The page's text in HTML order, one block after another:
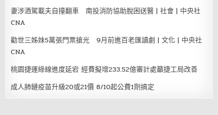
妻涉酒駕載夫自撞翻車 南投消防協助脫困送醫 | 社會 | 中央社
CNA
勸世三姊妹5萬張門票搶光 9月前進百老匯讀劇 | 文化 | 中央社
CNA
桃園捷運綠線進度延宕 經費擬增233.52億審計處籲捷工局改善
成人肺鏈疫苗升級20或21價 8/10起公費1劑搞定